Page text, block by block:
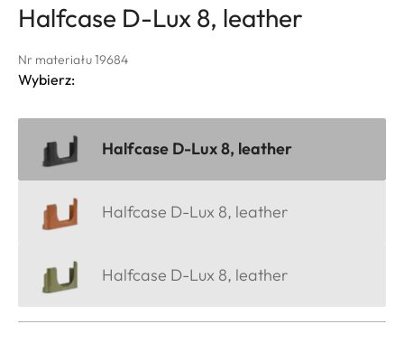
Halfcase D-Lux 8, leather
Nr materiału 19684
Wybierz:
Halfcase D-Lux 8, leather
Halfcase D-Lux 8, leather
Halfcase D-Lux 8, leather